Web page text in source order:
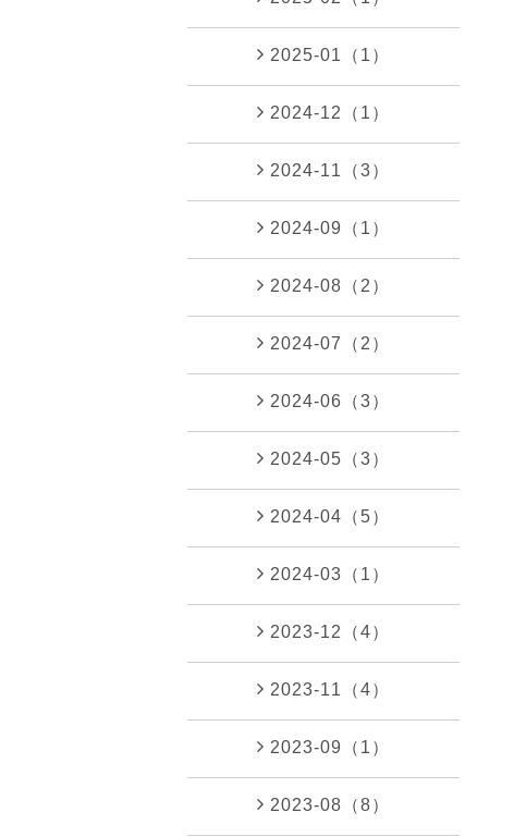
2025-01（1）
2024-12（1）
2024-11（3）
2024-09（1）
2024-08（2）
2024-07（2）
2024-06（3）
2024-05（3）
2024-04（5）
2024-03（1）
2023-12（4）
2023-11（4）
2023-09（1）
2023-08（8）